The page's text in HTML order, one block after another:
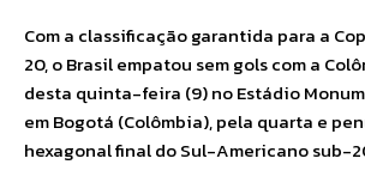
Com a classificação garantida para a
20, o Brasil empatou sem gols com a
desta quinta-feira (9) no Estádio
em Bogotá (Colômbia), pela quarta e
hexagonal final do Sul-Americano sub-